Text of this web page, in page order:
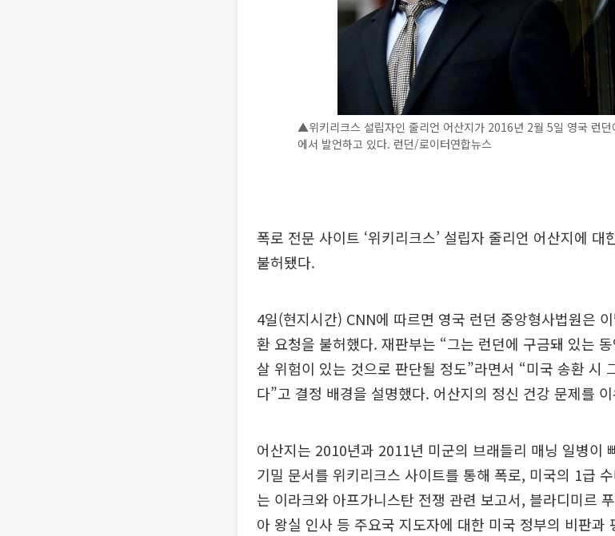
▲위키리크스 설립자인 줄리언 어산지가 2016년 2월 5일 영국 런던
에서 발언하고 있다. 런던/로이터연합뉴스
폭로 전문 사이트 ‘위키리크스’ 설립자 줄리언 어산지에
불허됐다.
4일(현지시간) CNN에 따르면 영국 런던 중앙형사법원은
환 요청을 불허했다. 재판부는 “그는 런던에 구금돼 있는
살 위험이 있는 것으로 판단될 정도”라면서 “미국 송환 시
다”고 결정 배경을 설명했다. 어산지의 정신 건강 문제를
어산지는 2010년과 2011년 미군의 브래들리 매닝 일병이
기밀 문서를 위키리크스 사이트를 통해 폭로, 미국의 1급
는 이라크와 아프가니스탄 전쟁 관련 보고서, 블라디미르
아 왕실 인사 등 주요국 지도자에 대한 미국 정부의 비판과